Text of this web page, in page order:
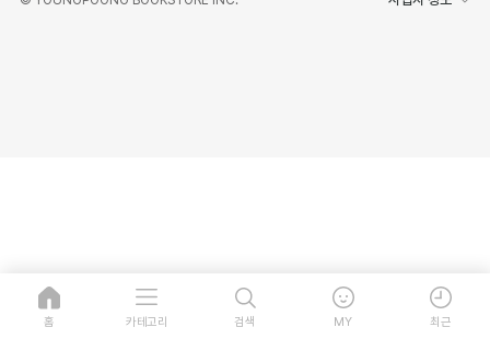
홈 카테고리 검색 MY 최근